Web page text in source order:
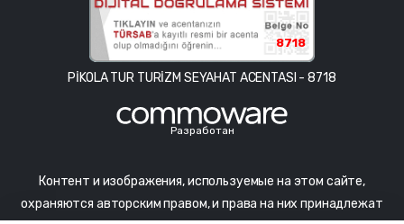
8718
PİKOLA TUR TURİZM SEYAHAT ACENTASI - 8718
Разработан
Контент и изображения, используемые на этом сайте,
охраняются авторским правом, и права на них принадлежат